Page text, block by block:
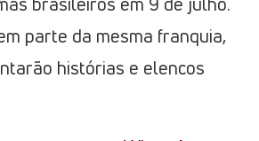
parte da mesma franquia,
histórias e elencos